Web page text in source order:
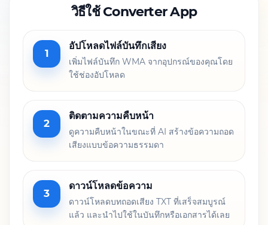
วิธีใช้ Converter App
1
อัปโหลดไฟล์บันทึกเสียง
เพิ่มไฟล์บันทึก WMA จากอุปกรณ์ของคุณโดย
ใช้ช่องอัปโหลด
2
ติดตามความคืบหน้า
ดูความคืบหน้าในขณะที่ AI สร้างข้อความถอด
เสียงแบบข้อความธรรมดา
3
ดาวน์โหลดข้อความ
ดาวน์โหลดบทถอดเสียง TXT ที่เสร็จสมบูรณ์
แล้ว และนำไปใช้ในบันทึกหรือเอกสารได้เลย